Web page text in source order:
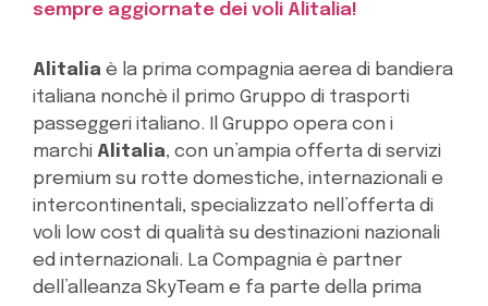
sempre aggiornate dei voli Alitalia!
Alitalia è la prima compagnia aerea di bandiera
italiana nonchè il primo Gruppo di trasporti
passeggeri italiano. Il Gruppo opera con i
marchi Alitalia, con un’ampia offerta di servizi
premium su rotte domestiche, internazionali e
intercontinentali, specializzato nell’offerta di
voli low cost di qualità su destinazioni nazionali
ed internazionali. La Compagnia è partner
dell’alleanza SkyTeam e fa parte della prima